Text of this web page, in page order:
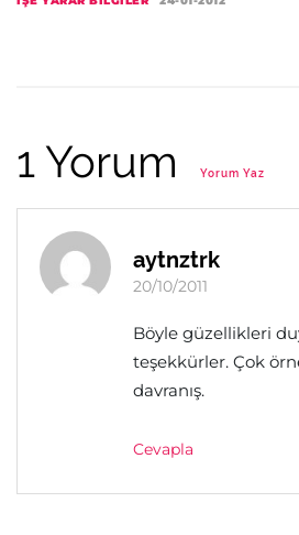
1 Yorum Yorum Yaz
aytnztrk
20/10/2011
Böyle güzellikleri
teşekkürler. Çok
davranış.
Cevapla